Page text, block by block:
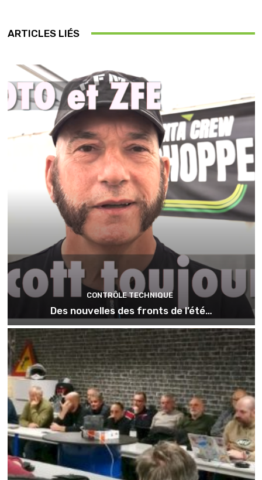
ARTICLES LIÉS
CONTRÔLE TECHNIQUE
Des nouvelles des fronts de l’été…